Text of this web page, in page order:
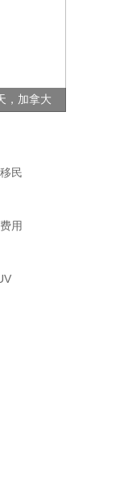
，加拿大
民
用